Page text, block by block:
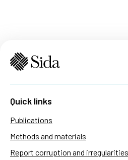
Quick links
Publications
Methods and materials
Report corruption and irregularities